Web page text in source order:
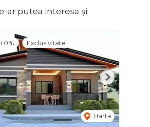
ar putea interesa și:
0% Exclusivitate
Harta
Next